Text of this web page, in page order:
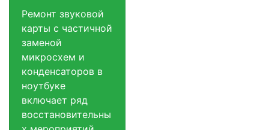
Ремонт звуковой
карты с частичной
заменой
микросхем и
конденсаторов в
ноутбуке
включает ряд
восстановительны